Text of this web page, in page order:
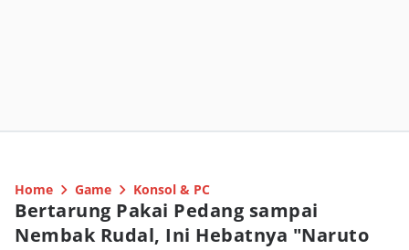
Home Game Konsol & PC
Bertarung Pakai Pedang sampai
Nembak Rudal, Ini Hebatnya "Naruto